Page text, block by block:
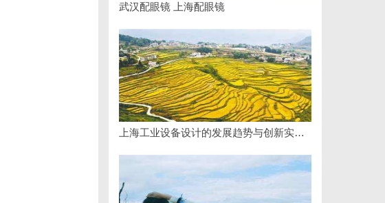
武汉配眼镜 上海配眼镜
上海工业设备设计的发展趋势与创新实践探索